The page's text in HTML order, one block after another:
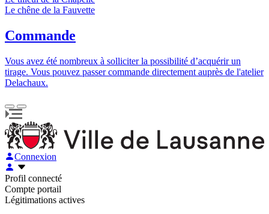
Le chêne de la Fauvette
Commande
Vous avez été nombreux à solliciter la possibilité d’acquérir un
tirage. Vous pouvez passer commande directement auprès de l'atelier
Delachaux.
Connexion
Profil connecté
Compte portail
Légitimations actives